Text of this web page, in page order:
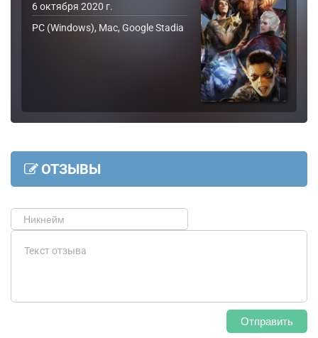
6 октября 2020 г.
PC (Windows), Mac, Google Stadia
ОТЗЫВЫ
Отправить